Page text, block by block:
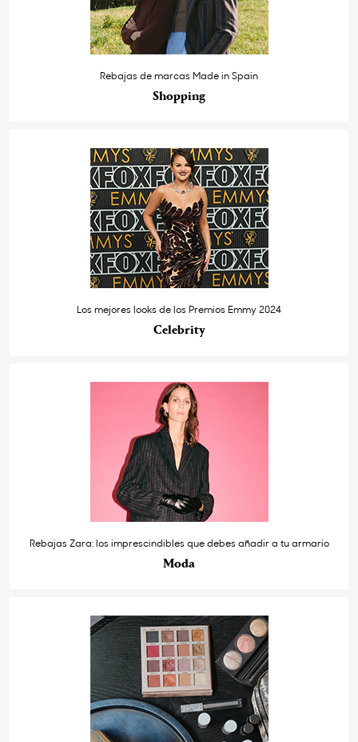
Rebajas de marcas Made in Spain
Shopping
Los mejores looks de los Premios Emmy 2024
Celebrity
Rebajas Zara: los imprescindibles que debes añadir a tu armario
Moda